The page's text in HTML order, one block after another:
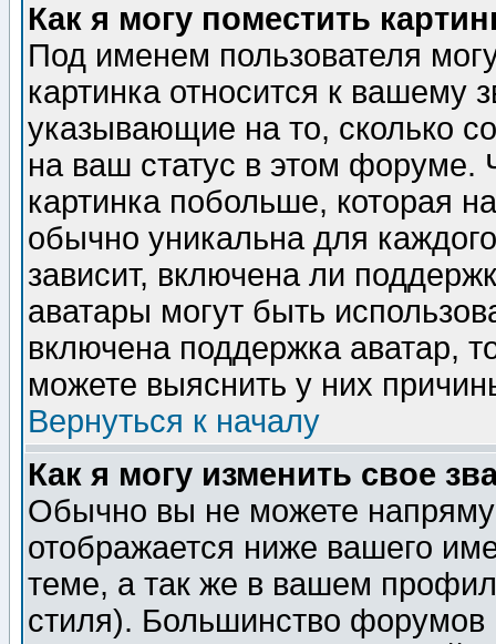
Как я могу поместить
Под именем пользователя
картинка относится к вашему
указывающие на то, сколько
на ваш статус в этом форуме.
картинка побольше, которая
обычно уникальна для
зависит, включена ли
аватары могут быть
включена поддержка аватар,
можете выяснить у них
Вернуться к началу
Как я могу изменить свое
Обычно вы не можете
отображается ниже вашего
теме, а так же в вашем
стиля). Большинство форумов